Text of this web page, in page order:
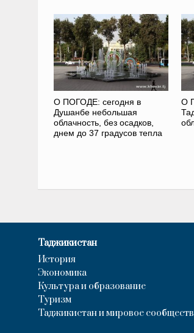
О ПОГОДЕ: сегодня в
Душанбе небольшая
облачность, без осадков,
днем до 37 градусов тепла
О
Таджикистан
История
Экономика
Культура и образование
Туризм
Таджикистан и мировое